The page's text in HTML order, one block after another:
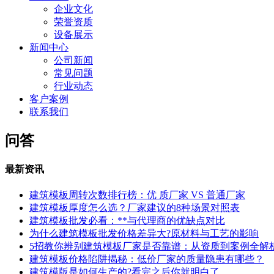
企业文化
荣誉资质
设备展示
新闻中心
公司新闻
常见问题
行业动态
客户案例
联系我们
问答
最新资讯
建筑模板周转次数排行榜：优 质厂家 VS 普通厂家
建筑模板厚度怎么选？厂家建议的8种场景对照表
建筑模板批发必看：**与代理商的优缺点对比
为什么建筑模板批发价格差异大?原材料与工艺的影响
5招教你辨别建筑模板厂家是否靠谱：从资质到案例全解
建筑模板价格陷阱揭秘：低价厂家的质量隐患有哪些？